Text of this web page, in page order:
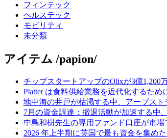
フィンテック
ヘルステック
モビリティ
未分類
アイテム /papion/
チップスタートアップのOlixが3億1,200
Platter は食料供給業務を近代化するため
地中海の井戸が枯渇する中、アーブス
7月の資金調達：撤退活動が加速する中
中島和樹先生の専用ファンド口座が市
2026 年上半期に英国で最も資金を集め